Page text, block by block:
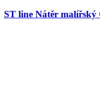
ST line Nátěr malířský